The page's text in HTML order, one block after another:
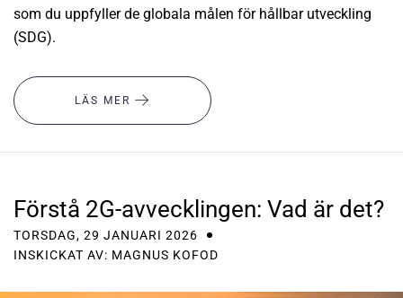
som du uppfyller de globala målen för hållbar utveckling
(SDG).
LÄS MER
Förstå 2G-avvecklingen: Vad är det?
TORSDAG, 29 JANUARI 2026
INSKICKAT AV: MAGNUS KOFOD